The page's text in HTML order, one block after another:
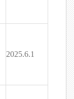
2025.6.1